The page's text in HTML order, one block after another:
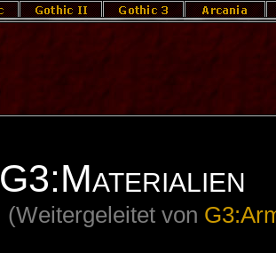
G3:Materialien
(Weitergeleitet von